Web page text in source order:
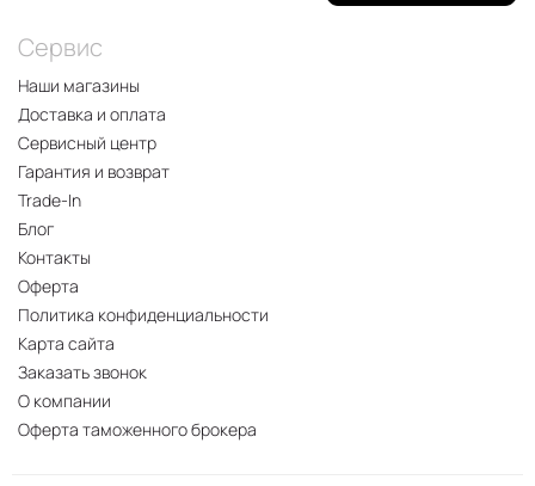
Сервис
Наши магазины
Доставка и оплата
Сервисный центр
Гарантия и возврат
Trade-In
Блог
Контакты
Оферта
Политика конфиденциальности
Карта сайта
Заказать звонок
О компании
Оферта таможенного брокера